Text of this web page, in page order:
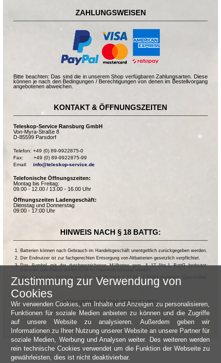
ZAHLUNGSWEISEN
Bitte beachten: Das sind die in unserem Shop verfügbaren Zahlungsarten. Diese
können je nach den Bedingungen / Berechtigungen von denen im Bestellvorgang
angebotenen abweichen.
KONTAKT & ÖFFNUNGSZEITEN
Teleskop-Service Ransburg GmbH
Von-Myra-Straße 8
D-85599 Parsdorf
Telefon: +49 (0) 89-9922875-0
Fax:       +49 (0) 89-9922875-99
Email: info@teleskop-service.de
Telefonische Öffnungszeiten:
Montag bis Freitag:
09.00 - 12.00 / 13.00 - 16.00 Uhr
Öffnungszeiten Ladengeschäft:
Dienstag und Donnerstag
09:00 - 17:00 Uhr
HINWEIS NACH § 18 BATTG:
Batterien können nach Gebrauch im Handelsgeschäft unentgeltlich zurückgegeben werden.
Der Endnutzer ist zur fachgerechten Entsorgung von Altbatterien gesetzlich verpflichtet.
Das Symbol mit der durchgestrichenen Mülltonne gem. § 17 Abs.1 BattG bedeutet:
Die chemischen Symbole Hg, Cd, und Pb nach § 17 Abs.3 BattG bedeuten: Quecksilber,
Cadmium und Blei.
HINWEIS NACH 2013/11/EU
Zustimmung zur Verwendung von
Cookies
Wir verwenden Cookies, um Inhalte und Anzeigen zu personalisieren,
Funktionen für soziale Medien anbieten zu können und die Zugriffe
auf unsere Website zu analysieren. Außerdem geben wir
Informationen zu Ihrer Nutzung unserer Website an unsere Partner für
soziale Medien, Werbung und Analysen weiter. Des weiteren werden
rein technische Cookies verwendet um die Funktion der Webseite zu
gewährleisten, dies ist nicht deaktivierbar.